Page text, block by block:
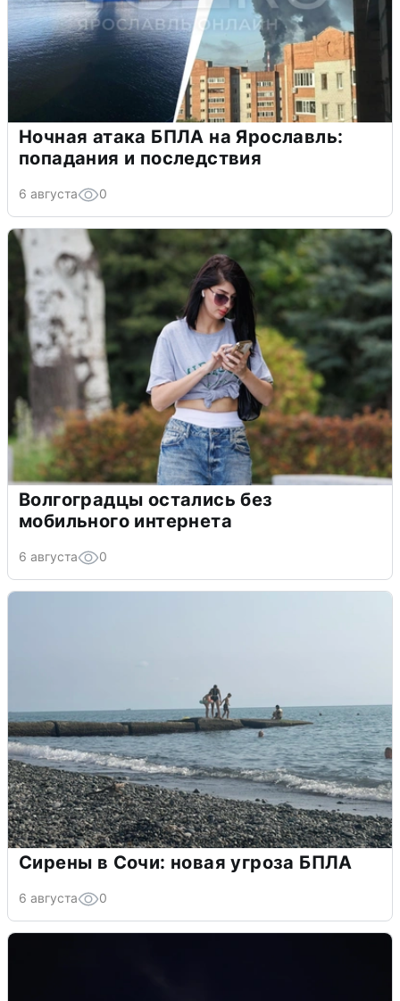
Ночная атака БПЛА на Ярославль:
попадания и последствия
6 августа 0
Волгоградцы остались без
мобильного интернета
6 августа 0
Сирены в Сочи: новая угроза БПЛА
6 августа 0